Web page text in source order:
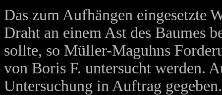
Das zum Aufhängen eingesetzte
Draht an einem Ast des Baumes
sollte, so Müller-Maguhns
von Boris F. untersucht werden.
Untersuchung in Auftrag gegeben.